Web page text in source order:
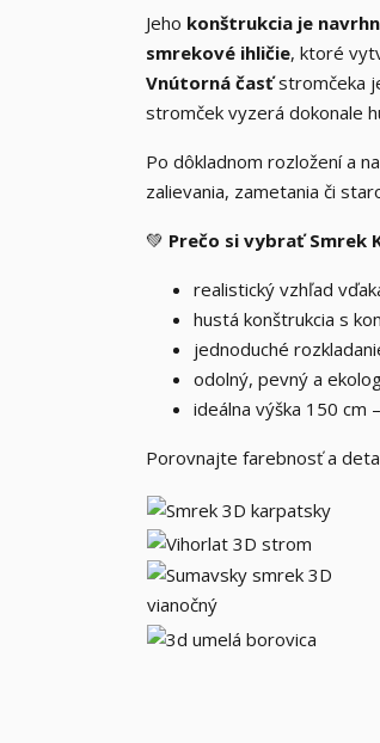
Jeho konštrukcia je
smrekové ihličie, ktoré
Vnútorná časťstromčeka
stromček vyzerá dokonale
Po dôkladnom rozložení a
zalievania, zametania či
💚 Prečo si vybrať Smrek
realistický vzhľad
hustá konštrukcia s
jednoduché
odolný, pevný a
ideálna výška 150 cm
Porovnajte farebnosť a